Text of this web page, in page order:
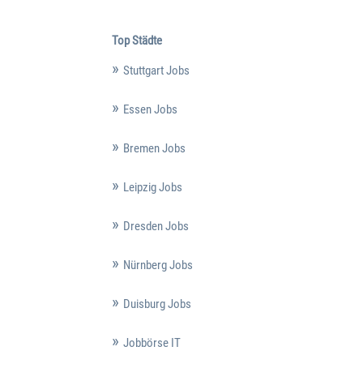
Top Städte
Stuttgart Jobs
Essen Jobs
Bremen Jobs
Leipzig Jobs
Dresden Jobs
Nürnberg Jobs
Duisburg Jobs
Jobbörse IT